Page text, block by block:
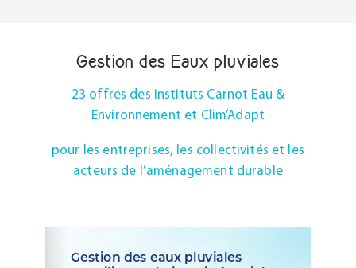
Gestion des Eaux pluviales
23 offres des instituts Carnot Eau &
Environnement et Clim’Adapt
pour les entreprises, les collectivités et les
acteurs de l’aménagement durable